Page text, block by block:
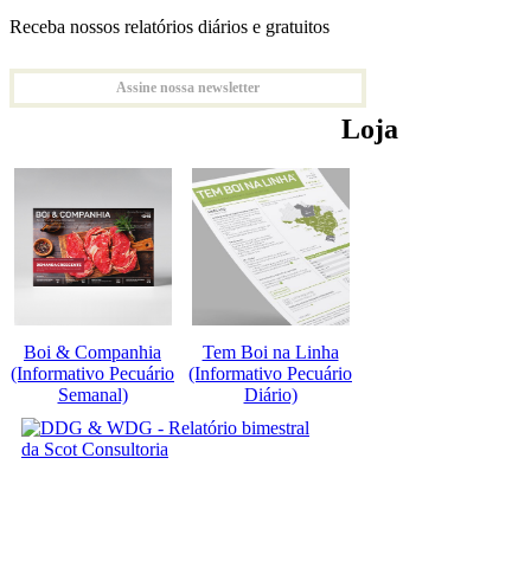
Receba nossos relatórios diários e gratuitos
Assine nossa newsletter
Loja
Boi & Companhia
(Informativo Pecuário
Semanal)
Tem Boi na Linha
(Informativo Pecuário
Diário)